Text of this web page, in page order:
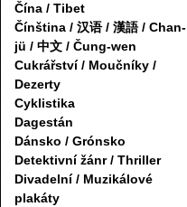
Čína / Tibet
Čínština / 汉语 / 漢語 / Chan-
jü / 中文 / Čung-wen
Cukrářství / Moučníky /
Dezerty
Cyklistika
Dagestán
Dánsko / Grónsko
Detektivní žánr / Thriller
Divadelní / Muzikálové
plakáty